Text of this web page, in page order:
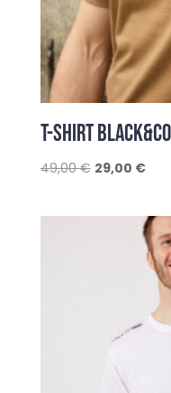
T-SHIRT BLACK&CO
49,00€ Le
49,00 €.
29,00 €Le
est :